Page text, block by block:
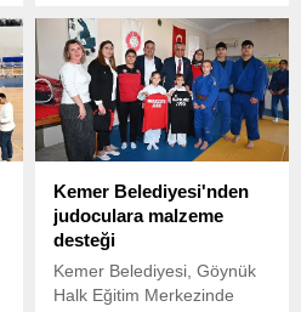
Kemer Belediyesi'nden
judoculara malzeme
desteği
Kemer Belediyesi, Göynük
Halk Eğitim Merkezinde